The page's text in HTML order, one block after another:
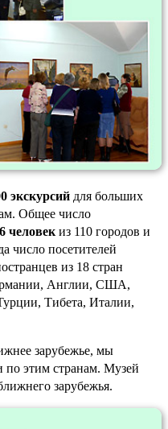
экскурсий для больших
Общее число
человек из 110 городов и
число посетителей
из 18 стран
Англии, США,
Тибета, Италии,
зарубежье, мы
по этим странам. Музей
зарубежья.